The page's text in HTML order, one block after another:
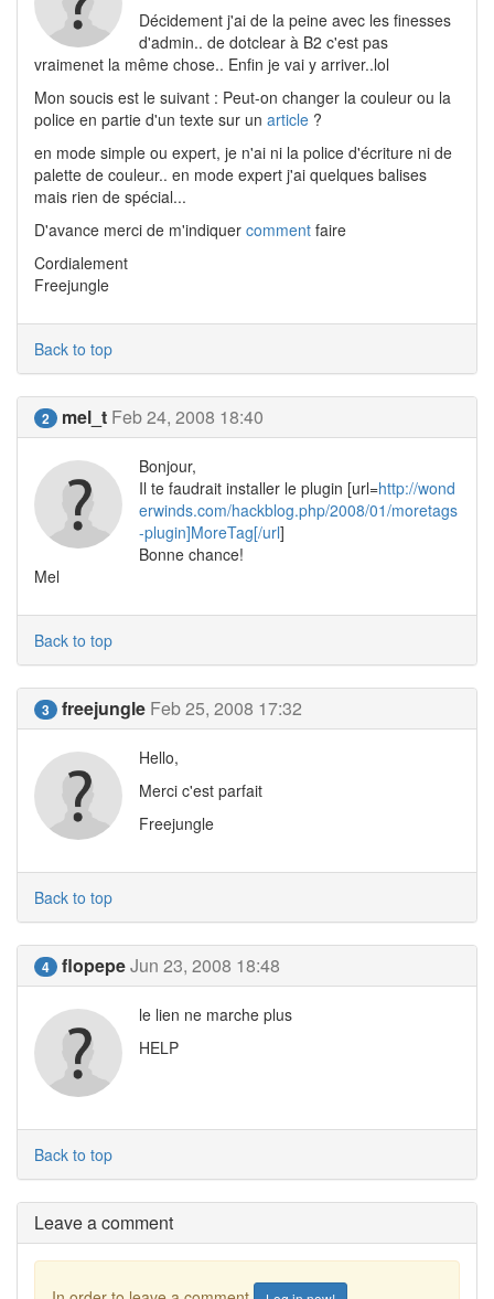
Décidement j'ai de la peine avec les finesses
d'admin.. de dotclear à B2 c'est pas
vraimenet la même chose.. Enfin je vai y arriver..lol
Mon soucis est le suivant : Peut-on changer la couleur ou la
police en partie d'un texte sur un article ?
en mode simple ou expert, je n'ai ni la police d'écriture ni de
palette de couleur.. en mode expert j'ai quelques balises
mais rien de spécial...
D'avance merci de m'indiquer comment faire
Cordialement
Freejungle
Back to top
2 mel_t Feb 24, 2008 18:40
Bonjour,
Il te faudrait installer le plugin [url=http://wond
erwinds.com/hackblog.php/2008/01/moretags
-plugin]MoreTag[/url]
Bonne chance!
Mel
Back to top
3 freejungle Feb 25, 2008 17:32
Hello,
Merci c'est parfait
Freejungle
Back to top
4 flopepeJun 23, 2008 18:48
le lien ne marche plus
HELP
Back to top
Leave a comment